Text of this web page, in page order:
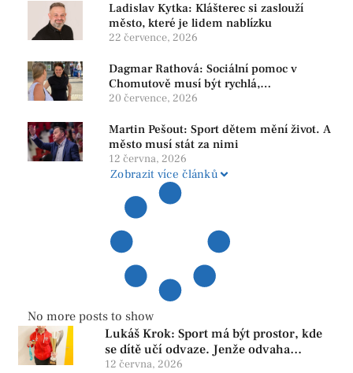
Ladislav Kytka: Klášterec si zaslouží
město, které je lidem nablízku
22 července, 2026
Dagmar Rathová: Sociální pomoc v
Chomutově musí být rychlá,
srozumitelná a férová. Ne udržovat lidi v
20 července, 2026
Martin Pešout: Sport dětem mění život. A
město musí stát za nimi
12 června, 2026
Zobrazit více článků
No more posts to show
Lukáš Krok: Sport má být prostor, kde
se dítě učí odvaze. Jenže odvaha
neroste tam, kde se bojí udělat chybu.
12 června, 2026